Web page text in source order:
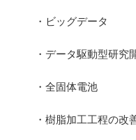
・ビッグデータ
・データ駆動型研究
・全固体電池
・樹脂加工工程の改